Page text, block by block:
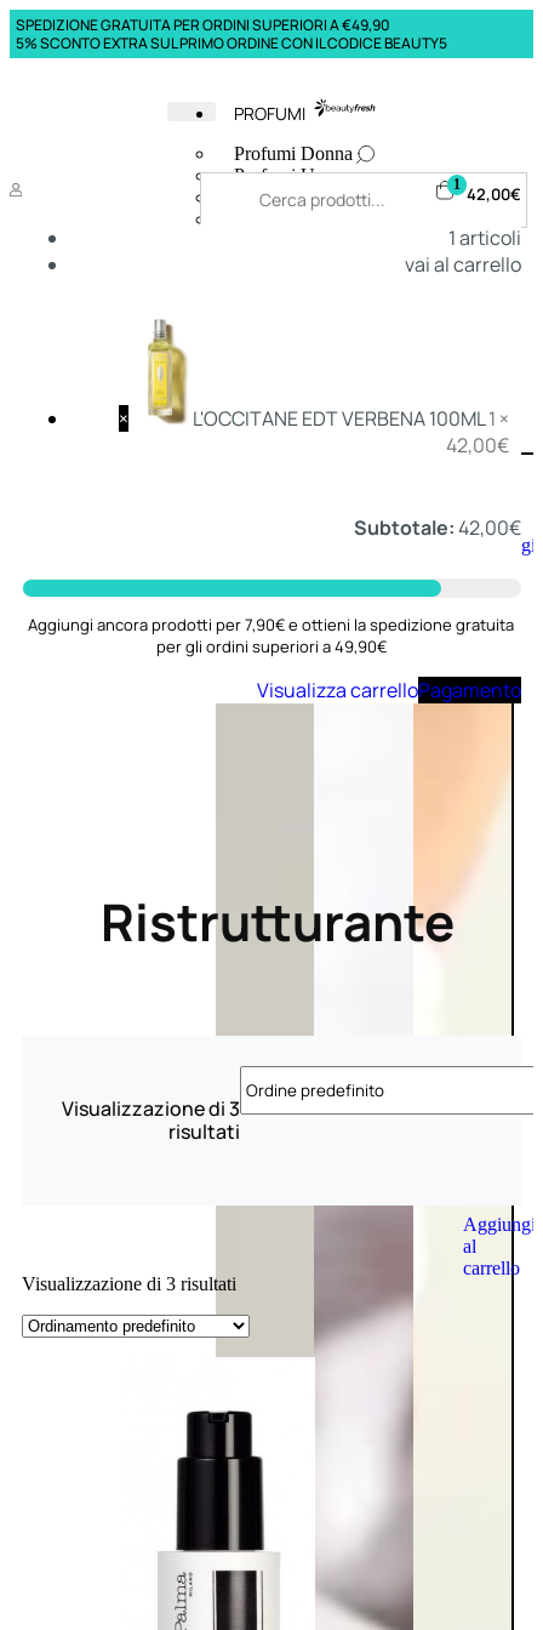
SPEDIZIONE GRATUITA PER ORDINI SUPERIORI A €49,90
5% SCONTO EXTRA SUL PRIMO ORDINE CON IL CODICE BEAUTY5
PROFUMI
Profumi Donna
Profumi Uomo
Deodoranti Donna
Deo
Aggiungi
Aggiungi
al
carrello
1 42,00€
1articoli
vai al carrello
× L'OCCITANE EDT VERBENA 100ML1 ×
42,00€
Subtotale:42,00€
Aggiungi ancora prodotti per 7,90€ e ottieni la spedizione gratuita
per gli ordini superiori a 49,90€
Visualizza carrelloPagamento
Ristrutturante
Visualizzazione di 3
risultati
Visualizzazione di 3 risultati